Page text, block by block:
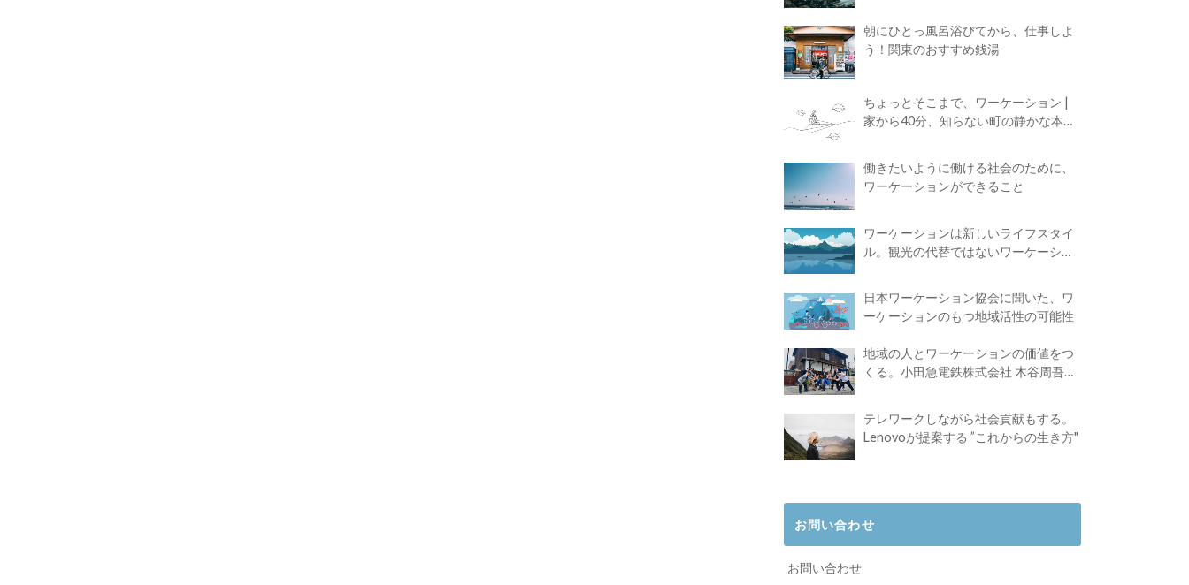
朝にひとっ風呂浴びてから、仕事しよ
う！関東のおすすめ銭湯
ちょっとそこまで、ワーケーション |
家から40分、知らない町の静かな本屋
働きたいように働ける社会のために、
ワーケーションができること
ワーケーションは新しいライフスタイ
ル。観光の代替ではないワーケーショ
日本ワーケーション協会に聞いた、ワ
ーケーションのもつ地域活性の可能性
地域の人とワーケーションの価値をつ
くる。小田急電鉄株式会社 木谷周吾さ
テレワークしながら社会貢献もする。
Lenovoが提案する ”これからの生き方"
お問い合わせ
お問い合わせ